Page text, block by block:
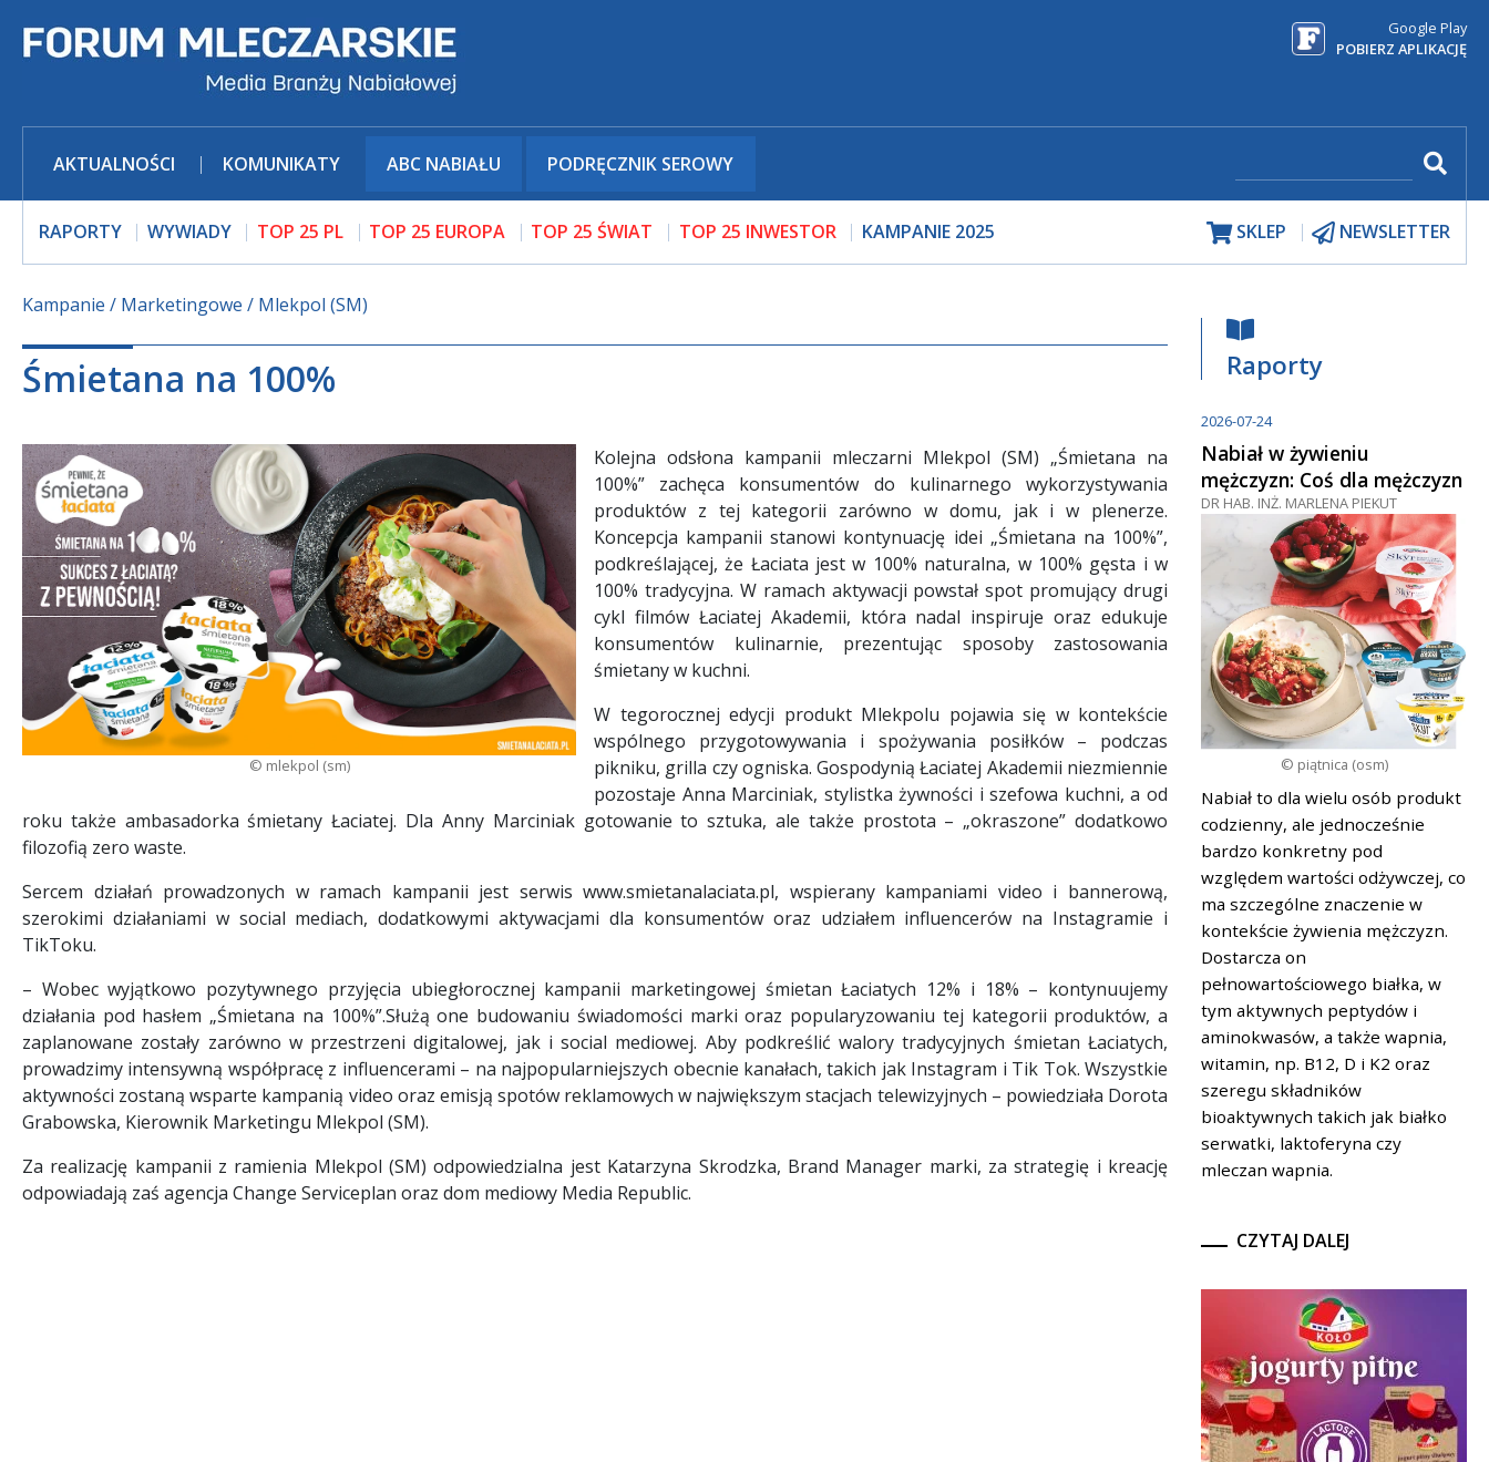
Google Play
POBIERZ APLIKACJĘ
AKTUALNOŚCI KOMUNIKATY ABC NABIAŁU PODRĘCZNIK SEROWY
RAPORTY WYWIADY TOP 25 PL TOP 25 EUROPA TOP 25 ŚWIAT TOP 25 INWESTOR KAMPANIE 2025 SKLEP NEWSLETTER
Kampanie Marketingowe Mlekpol (SM)
Śmietana na 100%
© mlekpol (sm)
Kolejna odsłona kampanii mleczarni Mlekpol (SM) „Śmietana na
100%” zachęca konsumentów do kulinarnego wykorzystywania
produktów z tej kategorii zarówno w domu, jak i w plenerze.
Koncepcja kampanii stanowi kontynuację idei „Śmietana na 100%”,
podkreślającej, że Łaciata jest w 100% naturalna, w 100% gęsta i w
100% tradycyjna. W ramach aktywacji powstał spot promujący drugi
cykl filmów Łaciatej Akademii, która nadal inspiruje oraz edukuje
konsumentów kulinarnie, prezentując sposoby zastosowania
śmietany w kuchni.
W tegorocznej edycji produkt Mlekpolu pojawia się w kontekście
wspólnego przygotowywania i spożywania posiłków – podczas
pikniku, grilla czy ogniska. Gospodynią Łaciatej Akademii niezmiennie
pozostaje Anna Marciniak, stylistka żywności i szefowa kuchni, a od
roku także ambasadorka śmietany Łaciatej. Dla Anny Marciniak gotowanie to sztuka, ale także prostota – „okraszone” dodatkowo
filozofią zero waste.
Sercem działań prowadzonych w ramach kampanii jest serwis www.smietanalaciata.pl, wspierany kampaniami video i bannerową,
szerokimi działaniami w social mediach, dodatkowymi aktywacjami dla konsumentów oraz udziałem influencerów na Instagramie i
TikToku.
– Wobec wyjątkowo pozytywnego przyjęcia ubiegłorocznej kampanii marketingowej śmietan Łaciatych 12% i 18% – kontynuujemy
działania pod hasłem „Śmietana na 100%”.Służą one budowaniu świadomości marki oraz popularyzowaniu tej kategorii produktów, a
zaplanowane zostały zarówno w przestrzeni digitalowej, jak i social mediowej. Aby podkreślić walory tradycyjnych śmietan Łaciatych,
prowadzimy intensywną współpracę z influencerami – na najpopularniejszych obecnie kanałach, takich jak Instagram i Tik Tok. Wszystkie
aktywności zostaną wsparte kampanią video oraz emisją spotów reklamowych w największym stacjach telewizyjnych – powiedziała Dorota
Grabowska, Kierownik Marketingu Mlekpol (SM).
Za realizację kampanii z ramienia Mlekpol (SM) odpowiedzialna jest Katarzyna Skrodzka, Brand Manager marki, za strategię i kreację
odpowiadają zaś agencja Change Serviceplan oraz dom mediowy Media Republic.
Raporty
2026-07-24
Nabiał w żywieniu
mężczyzn: Coś dla mężczyzn
DR HAB. INŻ. MARLENA PIEKUT
© piątnica (osm)
Nabiał to dla wielu osób produkt
codzienny, ale jednocześnie
bardzo konkretny pod
względem wartości odżywczej, co
ma szczególne znaczenie w
kontekście żywienia mężczyzn.
Dostarcza on
pełnowartościowego białka, w
tym aktywnych peptydów i
aminokwasów, a także wapnia,
witamin, np. B12, D i K2 oraz
szeregu składników
bioaktywnych takich jak białko
serwatki, laktoferyna czy
mleczan wapnia.
CZYTAJ DALEJ